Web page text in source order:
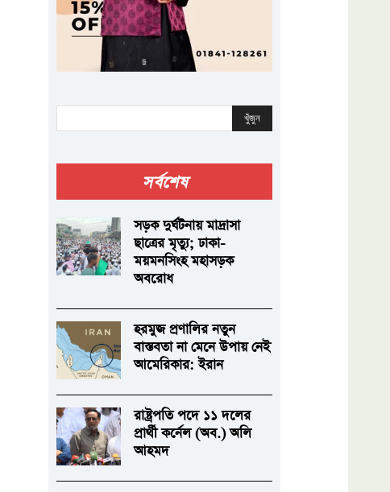
খুঁজুন
সর্বশেষ
সড়ক দুর্ঘটনায় মাদ্রাসা
ছাত্রের মৃত্যু; ঢাকা-
ময়মনসিংহ মহাসড়ক
অবরোধ
হরমুজ প্রণালির নতুন
বাস্তবতা না মেনে উপায় নেই
আমেরিকার: ইরান
রাষ্ট্রপতি পদে ১১ দলের
প্রার্থী কর্নেল (অব.) অলি
আহমদ